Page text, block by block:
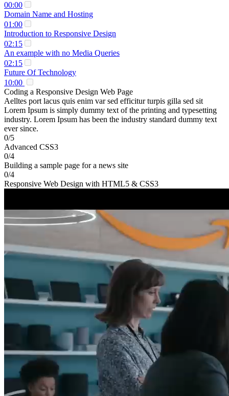
00:00
Domain Name and Hosting
01:00
Introduction to Responsive Design
02:15
An example with no Media Queries
02:15
Future Of Technology
10:00
Coding a Responsive Design Web Page
Aelltes port lacus quis enim var sed efficitur turpis gilla sed sit
Lorem Ipsum is simply dummy text of the printing and typesetting
industry. Lorem Ipsum has been the industry standard dummy text
ever since.
0/5
Advanced CSS3
0/4
Building a sample page for a news site
0/4
Responsive Web Design with HTML5 & CSS3